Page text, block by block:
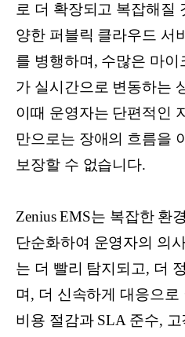
로 더 확장되고 복잡해질
양한 퍼블릭 클라우드 서
를 병행하며, 수많은 마이
가 실시간으로 변동하는
이때 운영자는 단편적인
만으로는 장애의 흐름을
보장할 수 없습니다.
Zenius EMS는 복잡한 환
단순화하여 운영자의 의
는 더 빨리 탐지되고, 더
며, 더 신속하게 대응으
비용 절감과 SLA 준수,